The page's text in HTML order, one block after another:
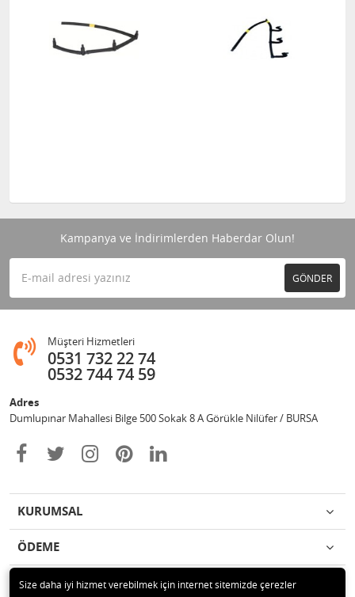
Kampanya ve İndirimlerden Haberdar Olun!
GÖNDER
Müşteri Hizmetleri
0531 732 22 74
0532 744 74 59
Adres
Dumlupınar Mahallesi Bilge 500 Sokak 8 A Görükle Nilüfer / BURSA
KURUMSAL
ÖDEME
İLETİŞİM
Size daha iyi hizmet verebilmek için internet sitemizde çerezler